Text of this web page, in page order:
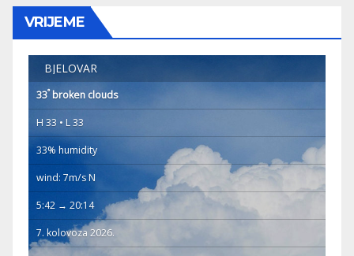
VRIJEME
BJELOVAR
33°broken clouds
H 33 • L 33
33% humidity
wind: 7m/s N
5:42 → 20:14
7. kolovoza 2026.